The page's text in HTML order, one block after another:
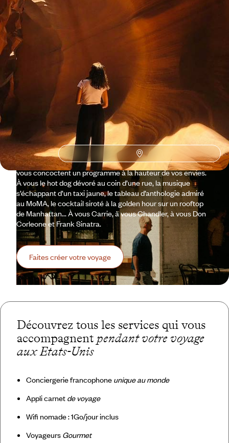
Pourquoi partir avec
Voyageursà New York
Pour tout le monde, New York est un mythe. Petits et grands,
familles et lovers, aficionados et novices. Si vous l’avez
imaginée dans tant de rêves, nos spécialistes – conseillers,
guides et concierges hors pair – eux, la connaissent sur le
bout des doigts. De Central Park à Brooklyn, du Bronx à
Greenwich Village, de Harlem aux rives de l’Hudson River, ils
vous concoctent un programme à la hauteur de vos envies.
À vous le hot dog dévoré au coin d’une rue, la musique
s’échappant d’un taxi jaune, le tableau d’anthologie admiré
au MoMA, le cocktail siroté à la golden hour sur un rooftop
de Manhattan... À vous Carrie, à vous Chandler, à vous Don
Corleone et Frank Sinatra.
Faites créer votre voyage
Découvrez tous les services qui vous
accompagnent pendant votre voyage
aux Etats-Unis
Conciergerie francophone unique au monde
Appli carnet de voyage
Wifi nomade : 1Go/jour inclus
Voyageurs Gourmet